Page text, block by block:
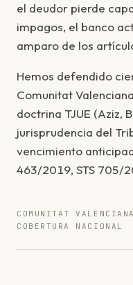
el deudor pierde
impagos, el banco
amparo de los
Hemos defendido
Comunitat
doctrina TJUE (Aziz,
jurisprudencia del
vencimiento
463/2019, STS 705/
COMUNITAT VALENCIANA
COBERTURA NACIONAL